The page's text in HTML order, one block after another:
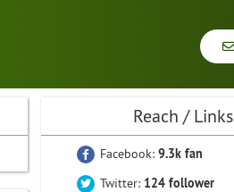
Reach / Links
Facebook:9.3k fan
Twitter: 124 follower